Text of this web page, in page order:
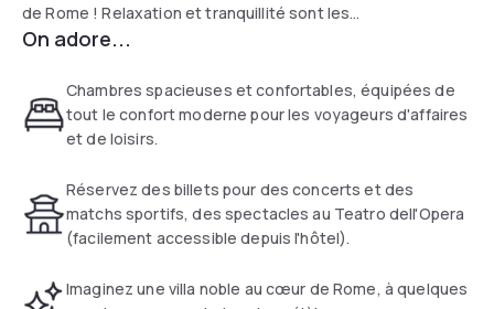
de Rome ! Relaxation et tranquillité sont les
caractéristiques de l'hôtel Villa delle Rose, une demeure
On adore...
Chambres spacieuses et confortables, équipées de
tout le confort moderne pour les voyageurs d'affaires
et de loisirs.
Réservez des billets pour des concerts et des
matchs sportifs, des spectacles au Teatro dell'Opera
(facilement accessible depuis l'hôtel).
Imaginez une villa noble au cœur de Rome, à quelques